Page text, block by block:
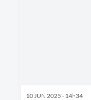
10 JUN 2025 - 14h34